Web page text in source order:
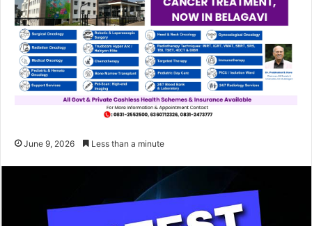
June 9, 2026 Less than a minute